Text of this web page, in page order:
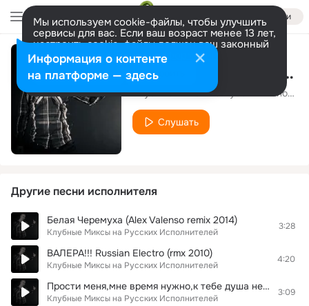
Войти
Мы используем cookie-файлы, чтобы улучшить
сервисы для вас. Если ваш возраст менее 13 лет,
настроить cookie-файлы должен ваш законный
представитель. Больше информации
Разрешить все Настроить Я тебя бум бум бум (Dj~Bogdan Remix 2012)
Клубные Миксы на Русских Исполнителей
Слушать
Другие песни исполнителя
Белая Черемуха (Alex Valenso remix 2014)
Клубные Миксы на Русских Исполнителей
3:28
ВАЛЕРА!!! Russian Electro (rmx 2010)
Клубные Миксы на Русских Исполнителей
4:20
Прости меня,мне время нужно,к тебе душа неравнодушна (Remix 2010)
Клубные Миксы на Русских Исполнителей
3:09
Информация о контенте
на платформе — здесь